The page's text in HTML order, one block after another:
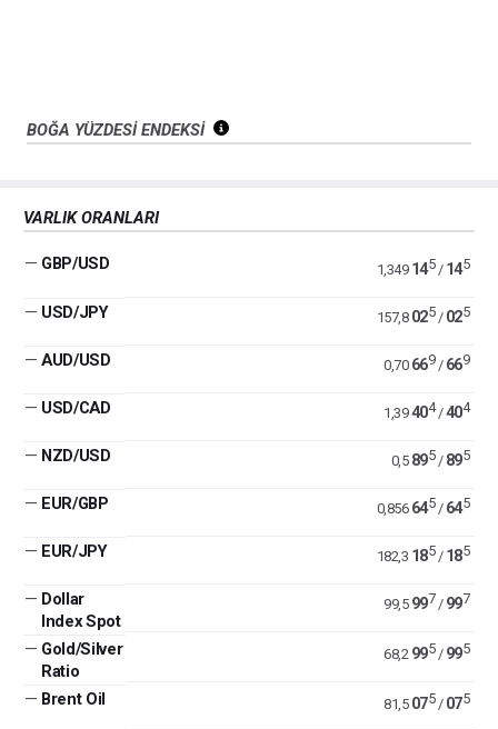
BOĞA YÜZDESİ ENDEKSİ
VARLIK ORANLARI
— GBP/USD 1,349 145/ 145
— USD/JPY 157,8 025/ 025
— AUD/USD 0,70 669/ 669
— USD/CAD 1,39 404/404
— NZD/USD 0,5 895/ 895
— EUR/GBP 0,856 645/ 645
— EUR/JPY 182,3 185/ 185
— Dollar
Index Spot
99,5 997 / 997
— Gold/Silver
Ratio
68,2 995/ 995
— Brent Oil 81,5 075/ 075